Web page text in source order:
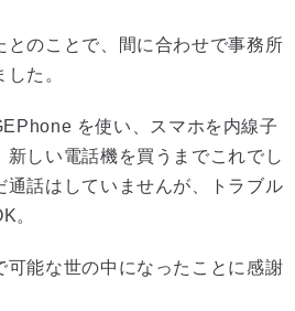
とのことで、間に合わせで事務所
た。
を使い、スマホを内線子
しい電話機を買うまでこれでし
通話はしていませんが、トラブル
。
可能な世の中になったことに感謝